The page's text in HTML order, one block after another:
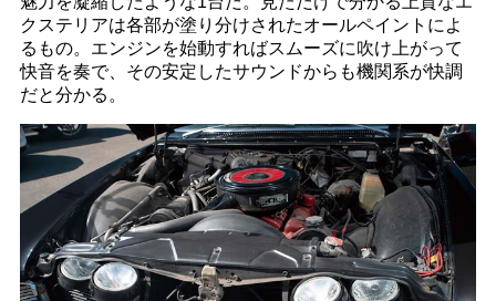
クステリアは各部が塗り分けされたオールペイントによ
るもの。エンジンを始動すればスムーズに吹け上がって
快音を奏で、その安定したサウンドからも機関系が快調
だと分かる。